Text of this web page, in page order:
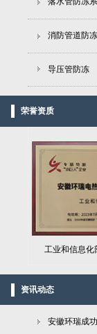
消防管道防
导压管防冻
荣誉资质
工业和信息化
资讯动态
安徽环瑞成